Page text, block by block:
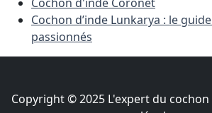
Cochon d’inde Lunkarya : le
passionnés
Copyright © 2025 L'expert du cochon